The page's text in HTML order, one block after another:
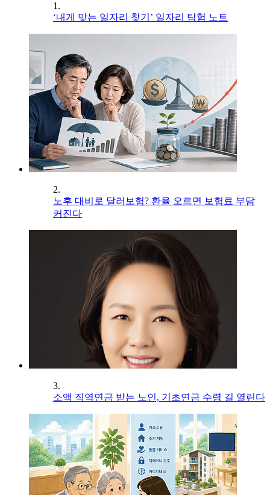
1.
‘내게 맞는 일자리 찾기’ 일자리 탐험 노트
2.
노후 대비로 달러보험? 환율 오르면 보험료 부담
커진다
3.
소액 직역연금 받는 노인, 기초연금 수령 길 열린다